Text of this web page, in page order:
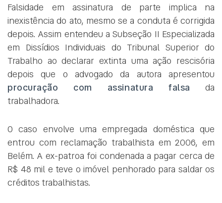
Falsidade em assinatura de parte implica na
inexistência do ato, mesmo se a conduta é corrigida
depois. Assim entendeu a Subseção II Especializada
em Dissídios Individuais do Tribunal Superior do
Trabalho ao declarar extinta uma ação rescisória
depois que o advogado da autora apresentou
procuração com assinatura falsa da
trabalhadora.
O caso envolve uma empregada doméstica que
entrou com reclamação trabalhista em 2006, em
Belém. A ex-patroa foi condenada a pagar cerca de
R$ 48 mil e teve o imóvel penhorado para saldar os
créditos trabalhistas.